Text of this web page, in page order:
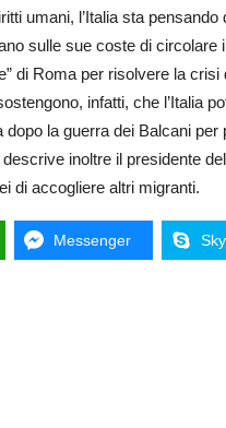
umani, l’Italia sta
sulle sue coste di circolare
di Roma per risolvere la
infatti, che l’Italia
la guerra dei Balcani
inoltre il presidente
di accogliere altri migranti.
Messenger